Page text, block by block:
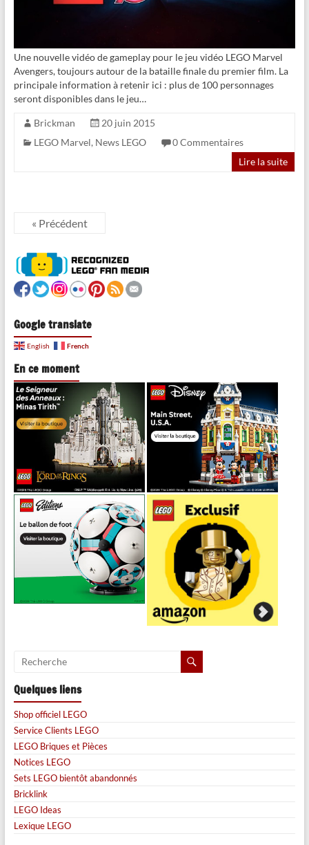
Une nouvelle vidéo de gameplay pour le jeu vidéo LEGO Marvel
Avengers, toujours autour de la bataille finale du premier film. La
principale information à retenir ici : plus de 100 personnages
seront disponibles dans le jeu…
Brickman
20 juin 2015
LEGO Marvel, News LEGO
0 Commentaires
Lire la suite
« Précédent
Google translate
English French
En ce moment
Quelques liens
Shop officiel LEGO
Service Clients LEGO
LEGO Briques et Pièces
Notices LEGO
Sets LEGO bientôt abandonnés
Bricklink
LEGO Ideas
Lexique LEGO